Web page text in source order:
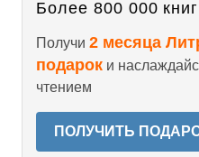
Более 800 000
Получи 2 месяца
подарок и
чтением
ПОЛУЧИТЬ